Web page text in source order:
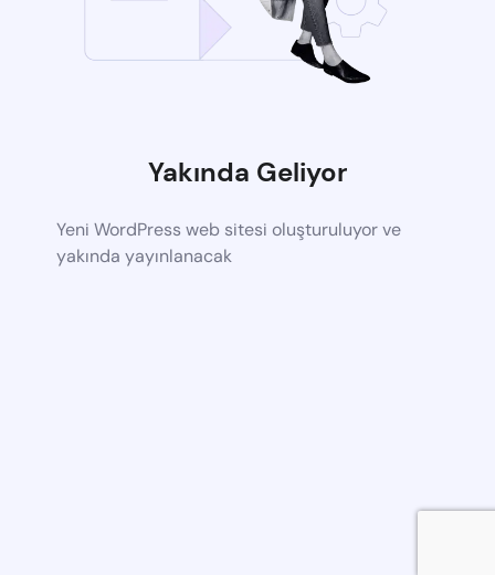
Yakında Geliyor
Yeni WordPress web sitesi oluşturuluyor ve
yakında yayınlanacak